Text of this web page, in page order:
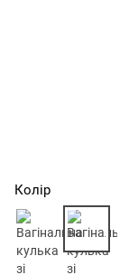
Колір